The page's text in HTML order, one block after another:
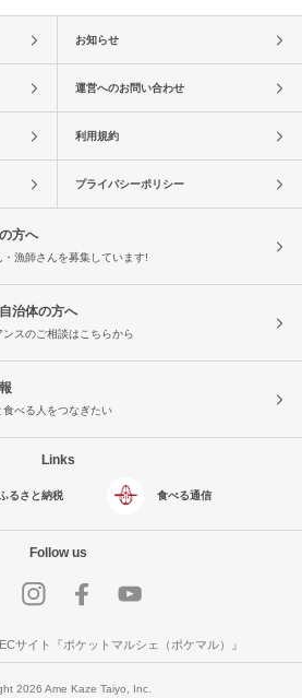
お知らせ
運営へのお問い合わせ
利用規約
プライバシーポリシー
方へ
・漁師さんを募集しています!
治体の方へ
ンスのご相談はこちらから
食べる人をつなぎたい
Links
るさと納税 食べる通信
Follow us
サイト『ポケットマルシェ（ポケマル）』
2026 Ame Kaze Taiyo, Inc.